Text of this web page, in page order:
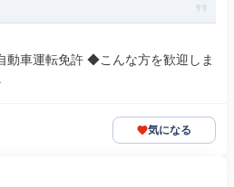
動車運転免許 ◆こんな方を歓迎しま
気になる